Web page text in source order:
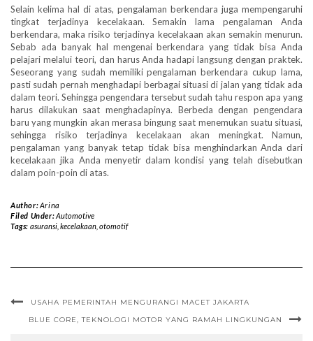
Selain kelima hal di atas, pengalaman berkendara juga mempengaruhi
tingkat terjadinya kecelakaan. Semakin lama pengalaman Anda
berkendara, maka risiko terjadinya kecelakaan akan semakin menurun.
Sebab ada banyak hal mengenai berkendara yang tidak bisa Anda
pelajari melalui teori, dan harus Anda hadapi langsung dengan praktek.
Seseorang yang sudah memiliki pengalaman berkendara cukup lama,
pasti sudah pernah menghadapi berbagai situasi di jalan yang tidak ada
dalam teori. Sehingga pengendara tersebut sudah tahu respon apa yang
harus dilakukan saat menghadapinya. Berbeda dengan pengendara
baru yang mungkin akan merasa bingung saat menemukan suatu situasi,
sehingga risiko terjadinya kecelakaan akan meningkat. Namun,
pengalaman yang banyak tetap tidak bisa menghindarkan Anda dari
kecelakaan jika Anda menyetir dalam kondisi yang telah disebutkan
dalam poin-poin di atas.
Author:Arina
Filed Under:Automotive
Tags: asuransi, kecelakaan, otomotif
USAHA PEMERINTAH MENGURANGI MACET JAKARTA
BLUE CORE, TEKNOLOGI MOTOR YANG RAMAH LINGKUNGAN